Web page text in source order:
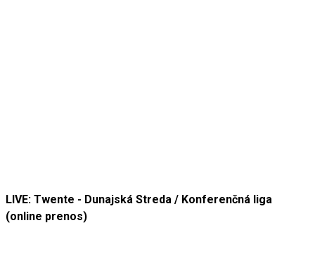
LIVE: Twente - Dunajská Streda / Konferenčná liga
(online prenos)